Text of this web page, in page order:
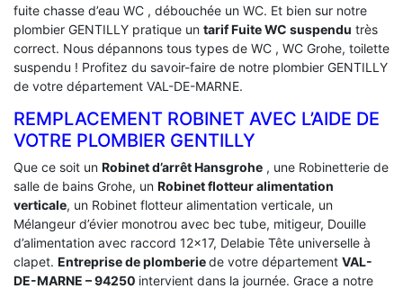
fuite chasse d’eau WC , débouchée un WC. Et bien sur notre
plombier GENTILLY pratique un tarif Fuite WC suspendu très
correct. Nous dépannons tous types de WC , WC Grohe, toilette
suspendu ! Profitez du savoir-faire de notre plombier GENTILLY
de votre département VAL-DE-MARNE.
REMPLACEMENT ROBINET AVEC L’AIDE DE
VOTRE PLOMBIER GENTILLY
Que ce soit un Robinet d’arrêt Hansgrohe , une Robinetterie de
salle de bains Grohe, un Robinet flotteur alimentation
verticale, un Robinet flotteur alimentation verticale, un
Mélangeur d’évier monotrou avec bec tube, mitigeur, Douille
d’alimentation avec raccord 12×17, Delabie Tête universelle à
clapet. Entreprise de plomberiede votre département VAL-
DE-MARNE – 94250 intervient dans la journée. Grace a notre